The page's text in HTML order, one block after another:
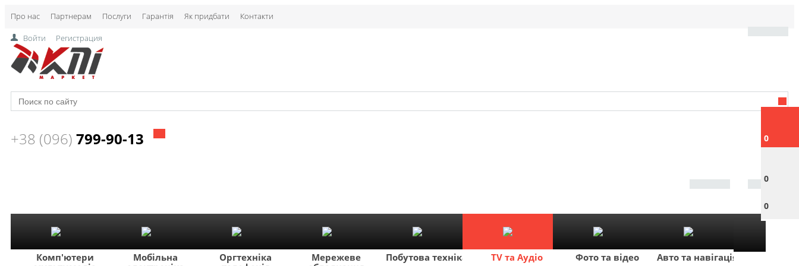
Про нас Партнерам Послуги Гарантія Як придбати Контакти
0
0
0
Войти Регистрация
+38 (096) 799-90-13
Комп'ютери
Мобільна
Оргтехніка
Мережеве
Побутова техніка TV та Аудіо Фото та відео Авто та навігація